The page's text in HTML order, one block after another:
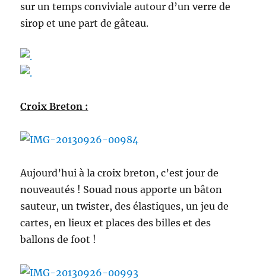
sur un temps conviviale autour d’un verre de
sirop et une part de gâteau.
Croix Breton :
Aujourd’hui à la croix breton, c’est jour de
nouveautés ! Souad nous apporte un bâton
sauteur, un twister, des élastiques, un jeu de
cartes, en lieux et places des billes et des
ballons de foot !